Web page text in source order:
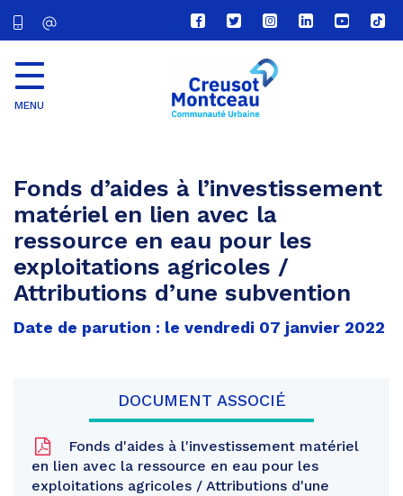
Lien
vers
compte
Facebook
Lien
vers
compte
Twitter
Lien
vers
le
compte
Lien
vers
Lien
vers
Lien
vers
MENU
Fonds d’aides à l’investissement
matériel en lien avec la
ressource en eau pour les
exploitations agricoles /
Attributions d’une subvention
Date de parution : le vendredi 07 janvier 2022
DOCUMENT ASSOCIÉ
Fonds d'aides à l'investissement matériel
en lien avec la ressource en eau pour les
exploitations agricoles / Attributions d'une